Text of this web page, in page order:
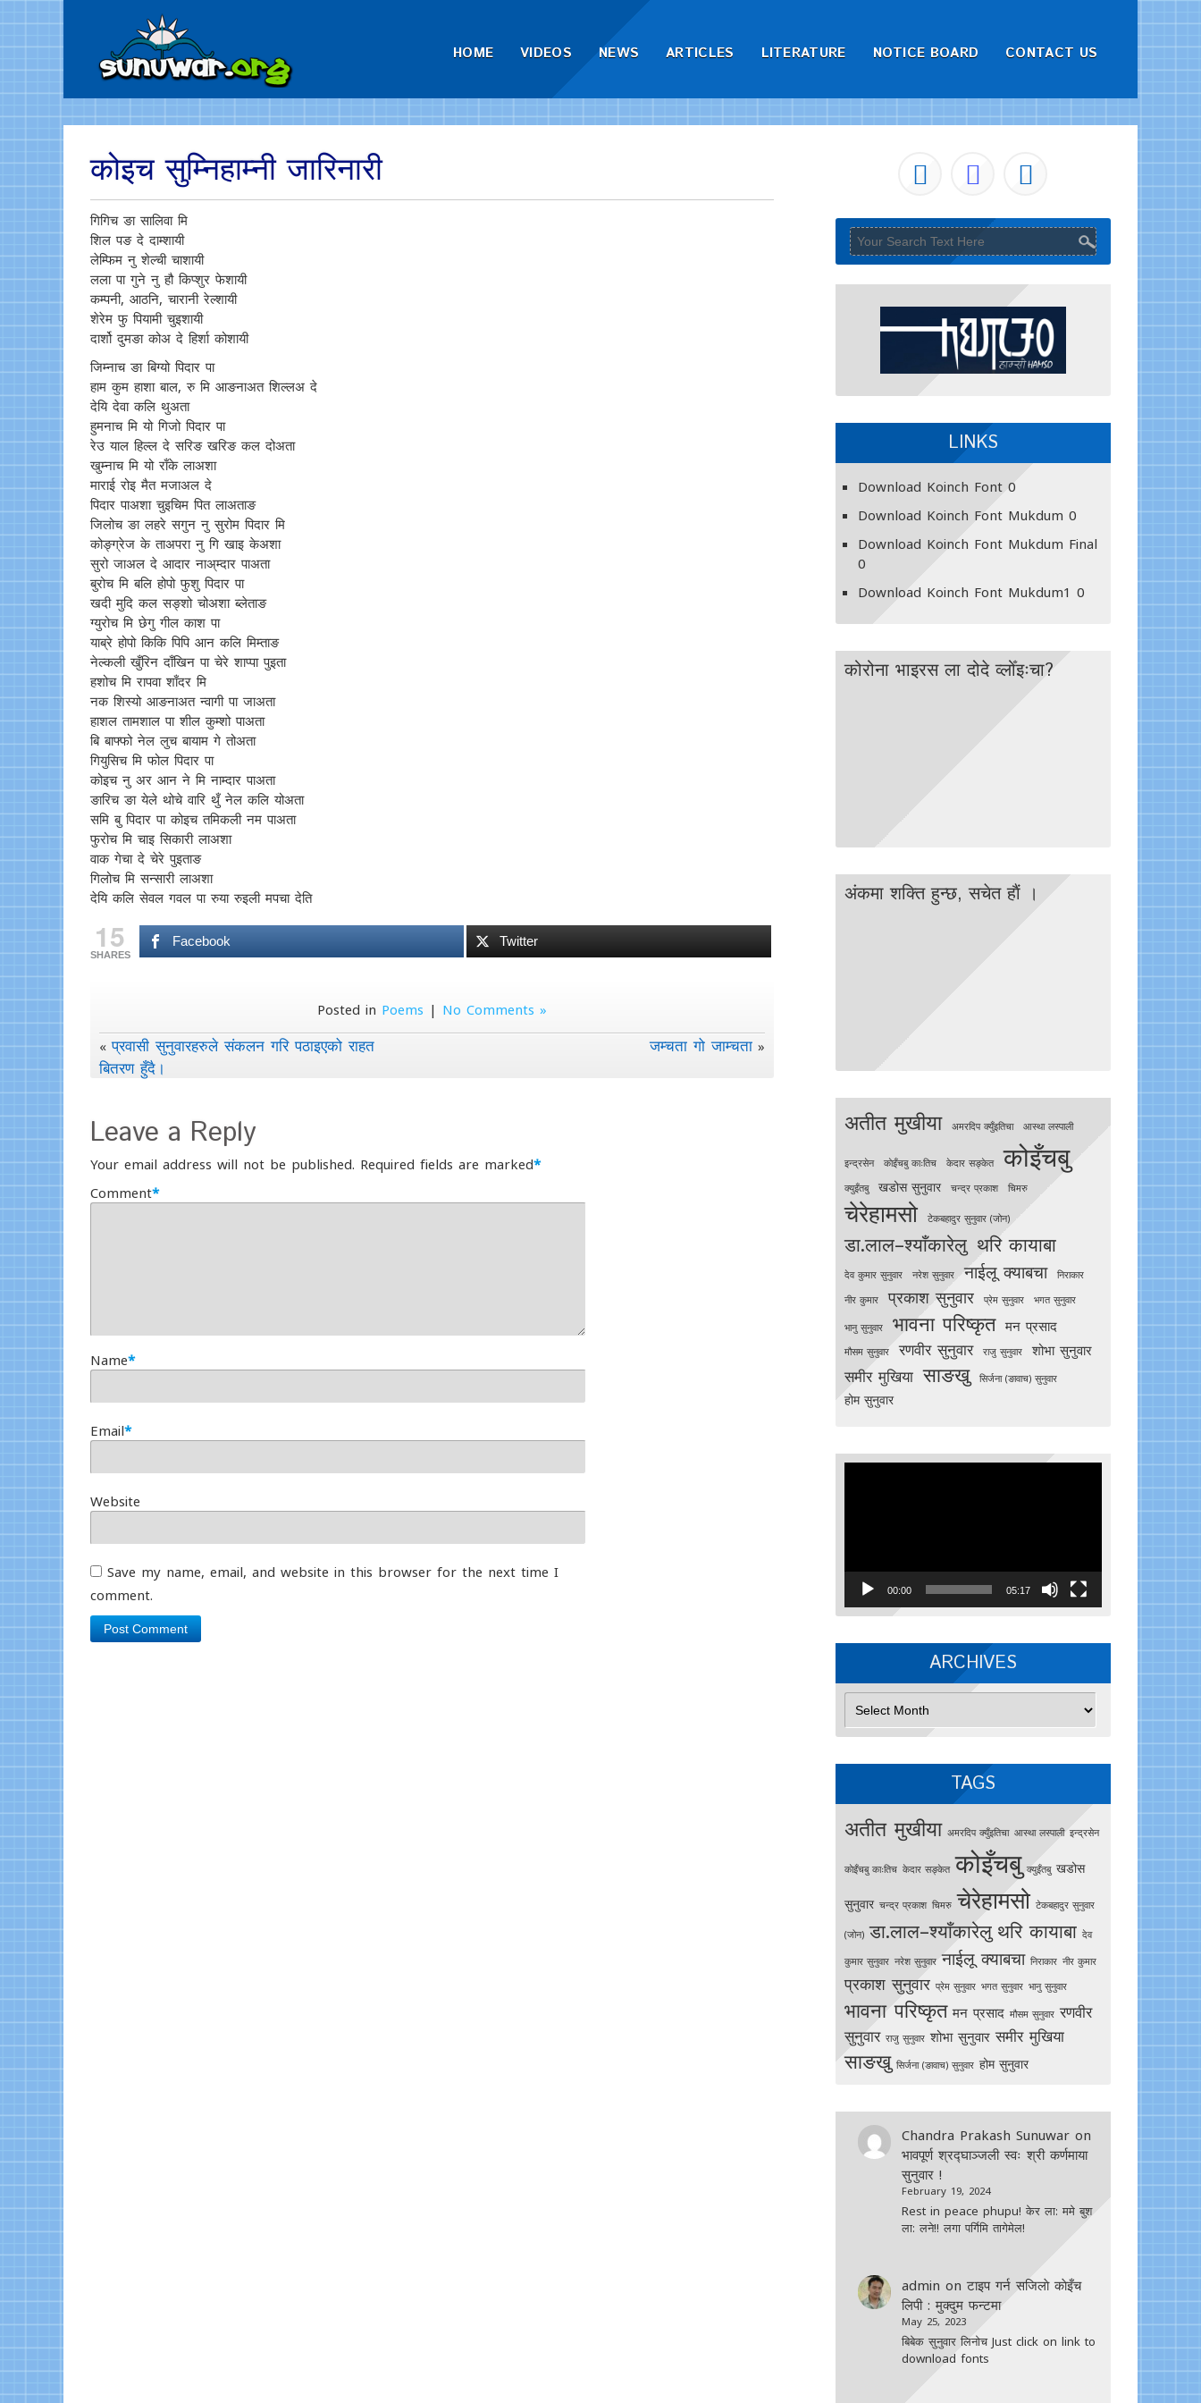
HOME VIDEOS NEWS ARTICLES LITERATURE NOTICE BOARD CONTACT US
कोइच सुम्निहाम्नी जारिनारी
गिगिच ङा सालिवा मि
शिल पङ दे दाम्शायी
लेम्फिम नु शेल्ची चाशायी
लला पा गुने नु हौ किप्शुर फेशायी
कम्पनी, आठनि, चारानी रेल्शायी
शेरेम फु पियामी चुइशायी
दार्शो दुमङा कोअ दे हिर्शा कोशायी
जिम्नाच ङा बिग्यो पिदार पा
हाम कुम हाशा बाल, रु मि आङनाअत शिल्लअ दे
देयि देवा कलि थुअता
हुमनाच मि यो गिजो पिदार पा
रेउ याल हिल्ल दे सरिङ खरिङ कल दोअता
खुम्नाच मि यो राँके लाअशा
माराई रोइ मैत मजाअल दे
पिदार पाअशा चुइचिम पित लाअताङ
जिलोच ङा लहरे सगुन नु सुरोम पिदार मि
कोङ्ग्रेज के ताअपरा नु गि खाइ केअशा
सुरो जाअल दे आदार नाअ्म्दार पाअता
बुरोच मि बलि होपो फुशु पिदार पा
खदी मुदि कल सङ्शो चोअशा ब्लेताङ
ग्युरोच मि छेगु गील काश पा
याब्रे होपो किकि पिपि आन कलि मिम्ताङ
नेल्कली खुँरिन दाँखिन पा चेरे शाप्पा पुइता
हशोच मि रापवा शाँदर मि
नक शिस्यो आङनाअत न्वागी पा जाअता
हाशल तामशाल पा शील कुम्शो पाअता
बि बाफ्फो नेल लुच बायाम गे तोअता
गियुसिच मि फोल पिदार पा
कोइच नु अर आन ने मि नाम्दार पाअता
ङारिच ङा येले थोचे वारि थुँ नेल कलि योअता
समि बु पिदार पा कोइच तमिकली नम पाअता
फुरोच मि चाइ सिकारी लाअशा
वाक गेचा दे चेरे पुइताङ
गिलोच मि सन्सारी लाअशा
देयि कलि सेवल गवल पा रुया रुइली मपचा देति
15
SHARES
Facebook Twitter
Posted in Poems | No Comments »
«प्रवासी सुनुवारहरुले संकलन गरि पठाइएको राहत
बितरण हुँदै।
जम्चता गो जाम्चता »
Leave a Reply
Your email address will not be published. Required fields are marked*
Comment*
Name*
Email*
Website
Save my name, email, and website in this browser for the next time I
comment.
LINKS
Download Koinch Font0
Download Koinch Font Mukdum 0
Download Koinch Font Mukdum Final
0
Download Koinch Font Mukdum1 0
कोरोना भाइरस ला दोदे व्लोँइःचा?
अंकमा शक्ति हुन्छ, सचेत हाैं ।
अतीत मुखीया अमरदिप क्युँइतिचा आस्था लस्पाली
इन्द्रसेन काेइँचबु काःतिच केदार सङ्केत कोइँचबु
क्युइँतबु खडोस सुनुवार चन्द्र प्रकाश चिमरु
चेरेहामसो टेकबहादुर सुनुवार (जोन)
डा.लाल–श्याँकारेलु थरि कायाबा
देव कुमार सुनुवार नरेश सुनुवार नाईलू क्याबचा
निराकार
नीर कुमार
प्रकाश सुनुवार प्रेम सुनुवार भगत सुनुवार
भानु सुनुवार भावना परिष्कृत मन प्रसाद
मौसम सुनुवार रणवीर सुनुवार राजु सुनुवार शोभा सुनुवार
समीर मुखिया साङखु सिर्जना (ङावाच) सुनुवार
होम सुनुवार
00:00 05:17
ARCHIVES
Archives
TAGS
अतीत मुखीया अमरदिप क्युँइतिचा आस्था लस्पाली इन्द्रसेन
काेइँचबु काःतिच केदार सङ्केत कोइँचबु क्युइँतबु खडोस
सुनुवार चन्द्र प्रकाश चिमरु चेरेहामसो टेकबहादुर सुनुवार
(जोन) डा.लाल–श्याँकारेलु थरि कायाबा देव
कुमार सुनुवार नरेश सुनुवार नाईलू क्याबचा निराकार नीर कुमार
प्रकाश सुनुवार प्रेम सुनुवार भगत सुनुवार भानु सुनुवार
भावना परिष्कृत मन प्रसाद मौसम सुनुवार रणवीर
सुनुवार राजु सुनुवार शोभा सुनुवार समीर मुखिया
साङखु सिर्जना (ङावाच) सुनुवार होम सुनुवार
Chandra Prakash Sunuwaron
भावपूर्ण श्रद्घाञ्जली स्वः श्री कर्णमाया
सुनुवार !
February 19, 2024
Rest in peace phupu! केर ला: ममे बुश
ला: लने!! लगा पर्गिमि तागेमेल!
admin onटाइप गर्न सजिलाे काेइँच
लिपी : मुक्दुम फन्टमा
May 25, 2023
बिबेक सुनुवार लिनोच Just click on link to
download fonts